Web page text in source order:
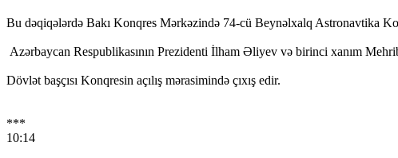
Bu dəqiqələrdə Bakı Konqres Mərkəzində 74-cü Beynəlxalq Astronavtika
Azərbaycan Respublikasının Prezidenti İlham Əliyev və birinci xanım
Dövlət başçısı Konqresin açılış mərasimində çıxış edir.
***
10:14